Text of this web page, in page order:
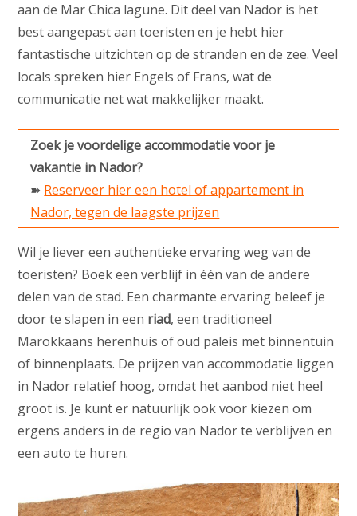
aan de Mar Chica lagune. Dit deel van Nador is het
best aangepast aan toeristen en je hebt hier
fantastische uitzichten op de stranden en de zee. Veel
locals spreken hier Engels of Frans, wat de
communicatie net wat makkelijker maakt.
Zoek je voordelige accommodatie voor je
vakantie in Nador?
➽ Reserveer hier een hotel of appartement in
Nador, tegen de laagste prijzen
Wil je liever een authentieke ervaring weg van de
toeristen? Boek een verblijf in één van de andere
delen van de stad. Een charmante ervaring beleef je
door te slapen in een riad, een traditioneel
Marokkaans herenhuis of oud paleis met binnentuin
of binnenplaats. De prijzen van accommodatie liggen
in Nador relatief hoog, omdat het aanbod niet heel
groot is. Je kunt er natuurlijk ook voor kiezen om
ergens anders in de regio van Nador te verblijven en
een auto te huren.